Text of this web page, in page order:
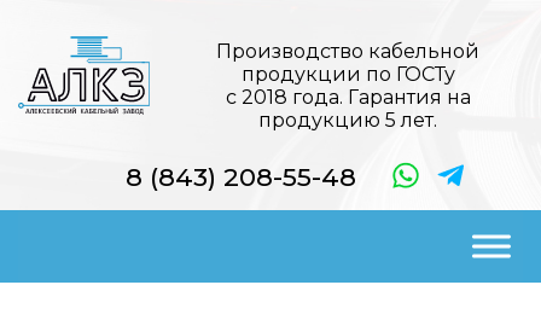
Производство кабельной
продукции по ГОСТу
с 2018 года. Гарантия на
продукцию 5 лет.
8 (843) 208-55-48